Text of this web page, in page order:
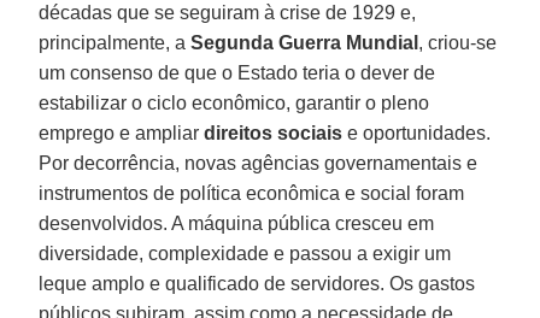
décadas que se seguiram à crise de 1929 e,
principalmente, aSegunda Guerra Mundial , criou-se
um consenso de que o Estado teria o dever de
estabilizar o ciclo econômico, garantir o pleno
emprego e ampliardireitos sociais e oportunidades.
Por decorrência, novas agências governamentais e
instrumentos de política econômica e social foram
desenvolvidos. A máquina pública cresceu em
diversidade, complexidade e passou a exigir um
leque amplo e qualificado de servidores. Os gastos
públicos subiram, assim como a necessidade de